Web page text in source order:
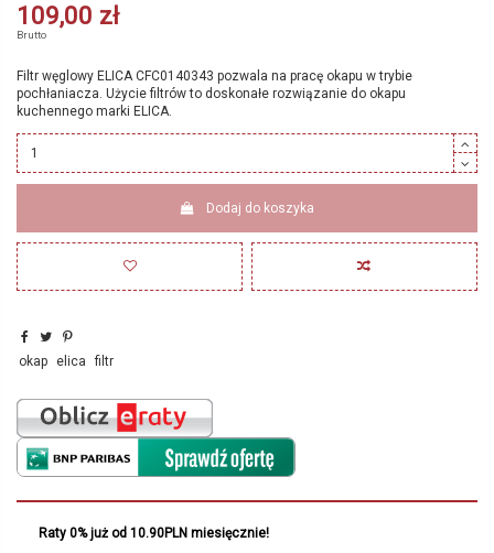
109,00 zł
Brutto
Filtr węglowy ELICA CFC0140343 pozwala na pracę okapu w trybie
pochłaniacza. Użycie filtrów to doskonałe rozwiązanie do okapu
kuchennego marki ELICA.
Dodaj do koszyka
okap elica filtr
Raty 0% już od 10.90PLN miesięcznie!